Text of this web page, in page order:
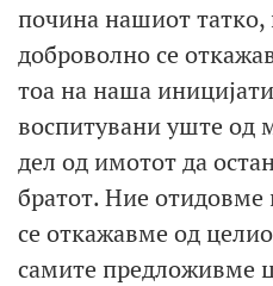
почина нашиот татко,
доброволно се
тоа на наша
воспитувани уште од
дел од имотот да
братот. Ние
се откажавме од
самите предложивме